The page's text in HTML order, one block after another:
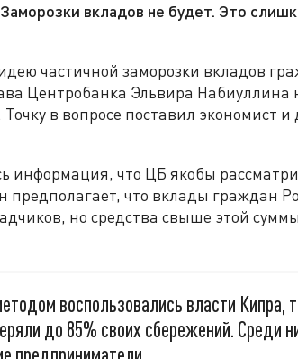
вкладов не будет. Это
частичной заморозки вкладов
Центробанка Эльвира Набиуллина
в вопросе поставил экономист
информация, что ЦБ якобы
предполагает, что вклады граждан
но средства свыше этой
воспользовались власти Кипра,
до 85% своих сбережений. Среди